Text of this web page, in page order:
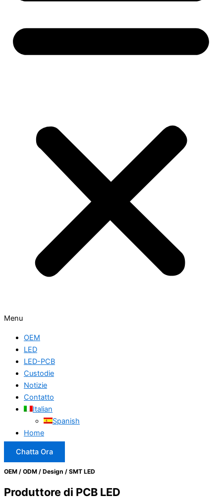
Menu
OEM
LED
LED-PCB
Custodie
Notizie
Contatto
Italian
Spanish
Home
Chatta Ora
OEM / ODM / Design / SMT LED
Produttore di PCB LED